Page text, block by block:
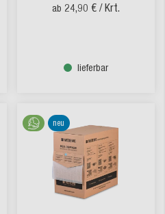
ab 24,90 € / Krt.
lieferbar
neu